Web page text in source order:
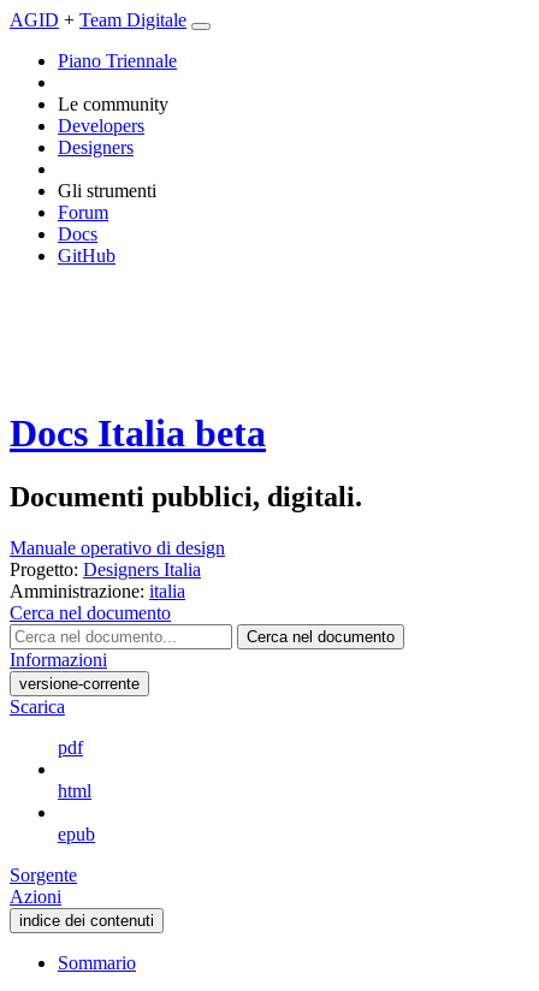
AGID + Team Digitale
Piano Triennale
Le community
Developers
Designers
Gli strumenti
Forum
Docs
GitHub
Docs Italia beta
Documenti pubblici, digitali.
Manuale operativo di design
Progetto: Designers Italia
Amministrazione: italia
Cerca nel documento
Cerca nel documento
Informazioni
versione-corrente
Scarica
pdf
html
epub
Sorgente
Azioni
indice dei contenuti
Sommario